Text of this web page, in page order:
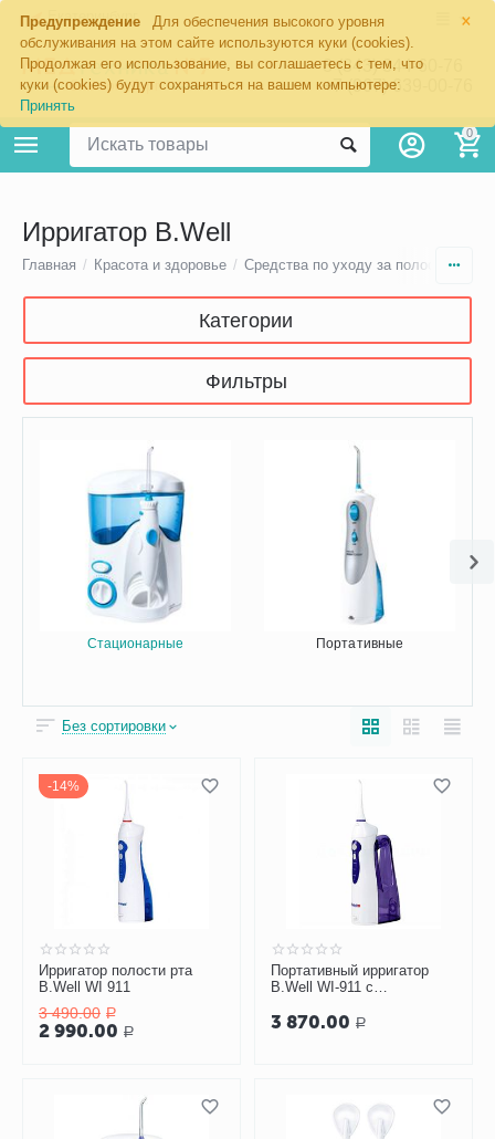
×
Предупреждение
Для обеспечения высокого уровня
обслуживания на этом сайте используются куки (cookies).
Продолжая его использование, вы соглашаетесь с тем, что
куки (cookies) будут сохраняться на вашем компьютере:
Принять
Екатеринбург
8 (343) 344-60-76
+7 (967) 639-00-76
0
Ирригатор B.Well
Главная / Красота и здоровье / Средства по уходу за полостью рта
Категории
Фильтры
Стационарные Портативные
Без сортировки
14%
Ирригатор полости рта
B.Well WI 911
3 490.00 Р
2 990.00 Р
Портативный ирригатор
B.Well WI-911 с
3 870.00 Р